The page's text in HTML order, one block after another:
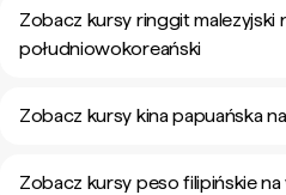
Zobacz kursy ringgit malezyjski
południowokoreański
Zobacz kursy kina papuańska
Zobacz kursy peso filipińskie